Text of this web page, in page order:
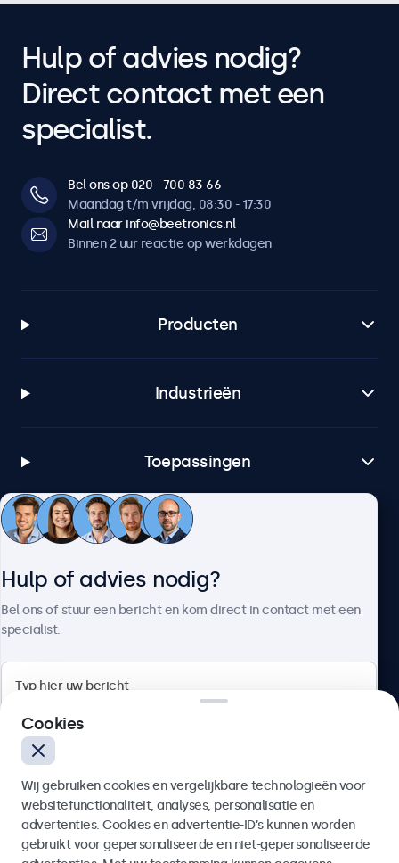
Hulp of advies nodig?
Direct contact met een
specialist.
Bel ons op 020 - 700 83 66
Maandag t/m vrijdag, 08:30 - 17:30
Mail naar info@beetronics.nl
Binnen 2 uur reactie op werkdagen
Producten
Industrieën
Toepassingen
Klantenservice
4.8/5 door 5000+ bedrijven
Nederlands
Hulp of advies nodig?
Bel ons of stuur een bericht en kom direct in contact met een
specialist.
Cookies
Wij gebruiken cookies en vergelijkbare technologieën voor
websitefunctionaliteit, analyses, personalisatie en
advertenties. Cookies en advertentie-ID’s kunnen worden
gebruikt voor gepersonaliseerde en niet-gepersonaliseerde